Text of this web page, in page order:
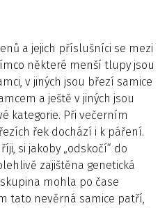
a jejich příslušníci se mezi
některé menší tlupy jsou
v jiných jsou březí samice
a ještě v jiných jsou
kategorie. Při večerním
řek dochází i k páření.
si jakoby „odskočí“ do
zajištěna genetická
mohla po čase
tato nevěrná samice patří,